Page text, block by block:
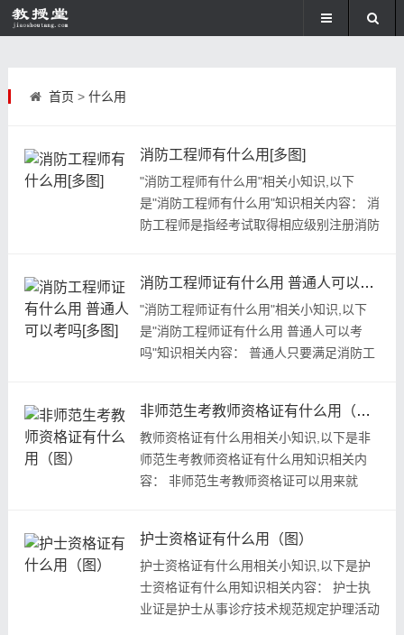
首页 > 什么用
消防工程师有什么用[多图]
"消防工程师有什么用"相关小知识,以下
是"消防工程师有什么用"知识相关内容： 消
防工程师是指经考试取得相应级别注册消防
消防工程师证有什么用 普通人可以考吗[多图]
"消防工程师证有什么用"相关小知识,以下
是"消防工程师证有什么用 普通人可以考
吗"知识相关内容： 普通人只要满足消防工
非师范生考教师资格证有什么用（图）
教师资格证有什么用相关小知识,以下是非
师范生考教师资格证有什么用知识相关内
容： 非师范生考教师资格证可以用来就
护士资格证有什么用（图）
护士资格证有什么用相关小知识,以下是护
士资格证有什么用知识相关内容： 护士执
业证是护士从事诊疗技术规范规定护理活动